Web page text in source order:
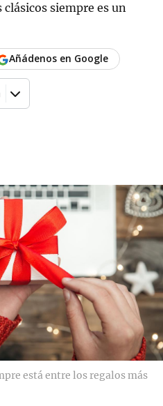
siempre es un
Añádenos en Google
está entre los regalos más